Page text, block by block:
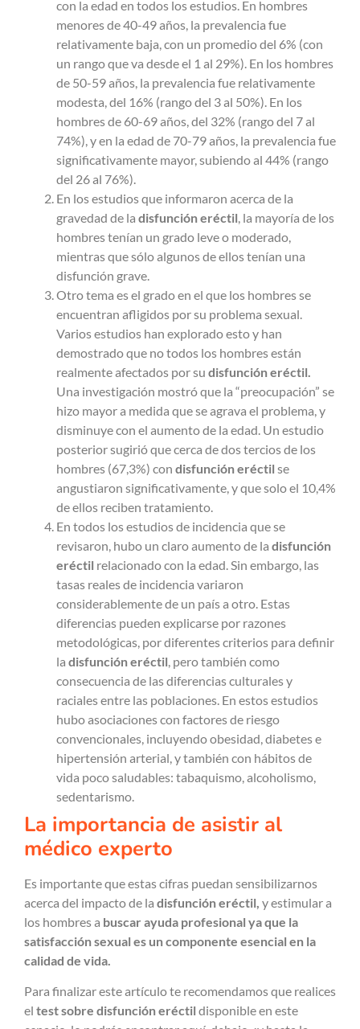
con la edad en todos los estudios. En hombres
menores de 40-49 años, la prevalencia fue
relativamente baja, con un promedio del 6% (con
un rango que va desde el 1 al 29%). En los hombres
de 50-59 años, la prevalencia fue relativamente
modesta, del 16% (rango del 3 al 50%). En los
hombres de 60-69 años, del 32% (rango del 7 al
74%), y en la edad de 70-79 años, la prevalencia fue
significativamente mayor, subiendo al 44% (rango
del 26 al 76%).
En los estudios que informaron acerca de la
gravedad de la disfunción eréctil, la mayoría de los
hombres tenían un grado leve o moderado,
mientras que sólo algunos de ellos tenían una
disfunción grave.
Otro tema es el grado en el que los hombres se
encuentran afligidos por su problema sexual.
Varios estudios han explorado esto y han
demostrado que no todos los hombres están
realmente afectados por su disfunción eréctil.
Una investigación mostró que la “preocupación” se
hizo mayor a medida que se agrava el problema, y
disminuye con el aumento de la edad. Un estudio
posterior sugirió que cerca de dos tercios de los
hombres (67,3%) con disfunción eréctil se
angustiaron significativamente, y que solo el 10,4%
de ellos reciben tratamiento.
En todos los estudios de incidencia que se
revisaron, hubo un claro aumento de la disfunción
eréctil relacionado con la edad. Sin embargo, las
tasas reales de incidencia variaron
considerablemente de un país a otro. Estas
diferencias pueden explicarse por razones
metodológicas, por diferentes criterios para definir
la disfunción eréctil, pero también como
consecuencia de las diferencias culturales y
raciales entre las poblaciones. En estos estudios
hubo asociaciones con factores de riesgo
convencionales, incluyendo obesidad, diabetes e
hipertensión arterial, y también con hábitos de
vida poco saludables: tabaquismo, alcoholismo,
sedentarismo.
La importancia de asistir al
médico experto
Es importante que estas cifras puedan sensibilizarnos
acerca del impacto de la disfunción eréctil, y estimular a
los hombres a buscar ayuda profesional ya que la
satisfacción sexual es un componente esencial en la
calidad de vida.
Para finalizar este artículo te recomendamos que realices
el test sobre disfunción eréctil disponible en este